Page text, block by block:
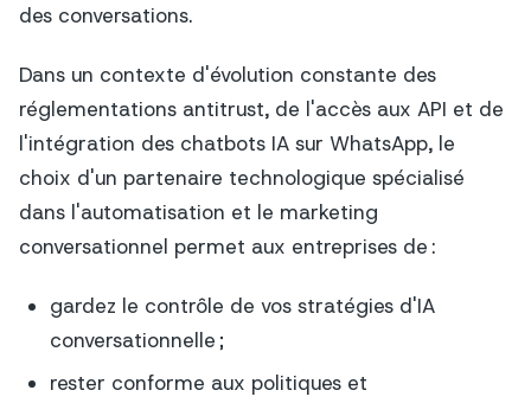
des conversations.
Dans un contexte d'évolution constante des
réglementations antitrust, de l'accès aux API et de
l'intégration des chatbots IA sur WhatsApp, le
choix d'un partenaire technologique spécialisé
dans l'automatisation et le marketing
conversationnel permet aux entreprises de :
gardez le contrôle de vos stratégies d'IA
conversationnelle ;
rester conforme aux politiques et